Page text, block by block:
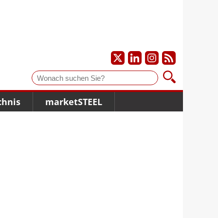
Suche
marketSTEEL